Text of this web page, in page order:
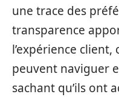
une trace des
transparence
l’expérience
peuvent naviguer
sachant qu’ils ont